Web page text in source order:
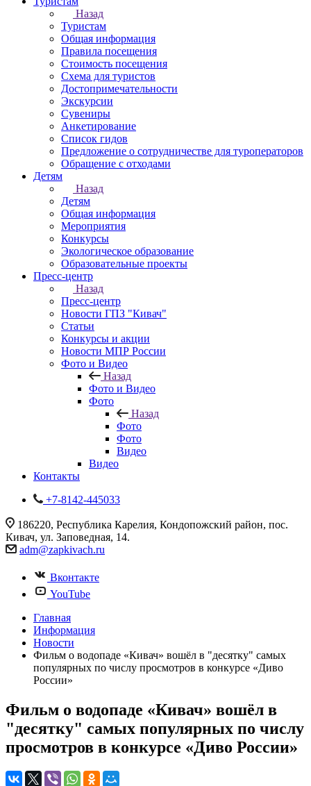
Назад
Туристам
Общая информация
Правила посещения
Стоимость посещения
Схема для туристов
Достопримечательности
Экскурсии
Сувениры
Анкетирование
Список гидов
Предложение о сотрудничестве для туроператоров
Обращение с отходами
Детям
Назад
Детям
Общая информация
Мероприятия
Конкурсы
Экологическое образование
Образовательные проекты
Пресс-центр
Назад
Пресс-центр
Новости ГПЗ "Кивач"
Статьи
Конкурсы и акции
Новости МПР России
Фото и Видео
Назад
Фото и Видео
Фото
Назад
Фото
Фото
Видео
Видео
Контакты
+7-8142-445033
186220, Республика Карелия, Кондопожский район, пос.
Кивач, ул. Заповедная, 14.
adm@zapkivach.ru
Вконтакте
YouTube
Главная
Информация
Новости
Фильм о водопаде «Кивач» вошёл в "десятку" самых
популярных по числу просмотров в конкурсе «Диво
России»
Фильм о водопаде «Кивач» вошёл в
"десятку" самых популярных по числу
просмотров в конкурсе «Диво России»